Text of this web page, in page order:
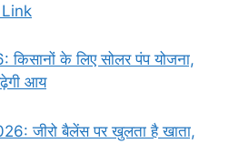
के लिए सोलर पंप योजना,
आय
जीरो बैलेंस पर खुलता है खाता,